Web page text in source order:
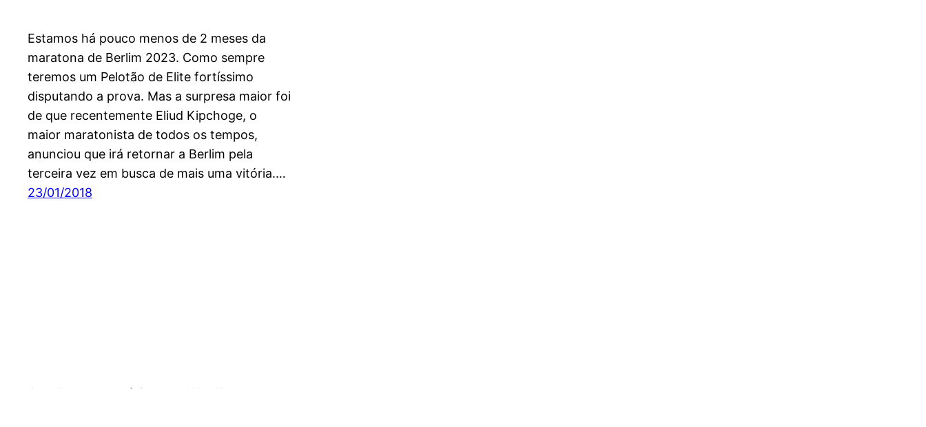
Estamos há pouco menos de 2 meses da
maratona de Berlim 2023. Como sempre
teremos um Pelotão de Elite fortíssimo
disputando a prova. Mas a surpresa maior foi
de que recentemente Eliud Kipchoge, o
maior maratonista de todos os tempos,
anunciou que irá retornar a Berlim pela
terceira vez em busca de mais uma vitória.…
23/01/2018
Orgulhosamente feito com